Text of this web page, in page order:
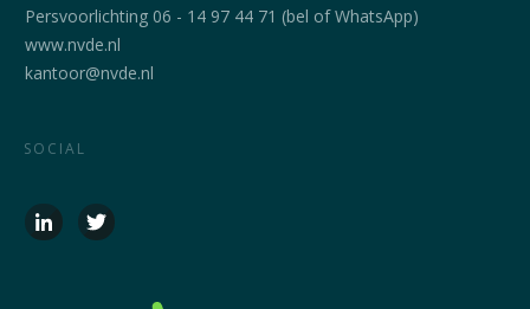
Persvoorlichting 06 - 14 97 44 71 (bel of WhatsApp)
www.nvde.nl
kantoor@nvde.nl
SOCIAL